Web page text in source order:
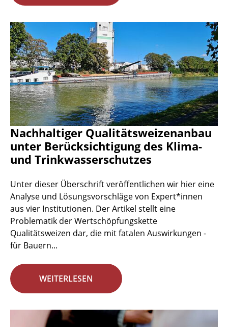
Nachhaltiger Qualitätsweizenanbau
unter Berücksichtigung des Klima-
und Trinkwasserschutzes
Unter dieser Überschrift veröffentlichen wir hier eine
Analyse und Lösungsvorschläge von Expert*innen
aus vier Institutionen. Der Artikel stellt eine
Problematik der Wertschöpfungskette
Qualitätsweizen dar, die mit fatalen Auswirkungen -
für Bauern...
WEITERLESEN